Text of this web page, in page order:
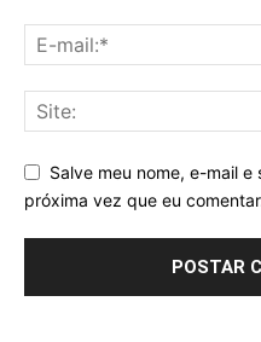
Salve meu nome, e-mail
próxima vez que eu